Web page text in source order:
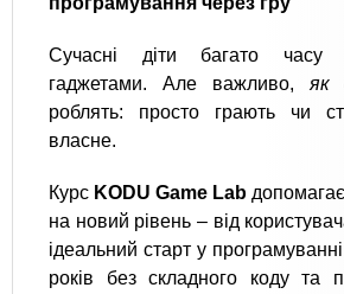
Сучасні діти багато часу
гаджетами. Але важливо, як
роблять: просто грають чи
власне.
Курс KODU Game Lab
на новий рівень – від
ідеальний старт у
років без складного коду та